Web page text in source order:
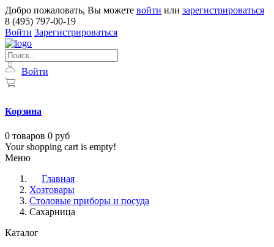
Добро пожаловать, Вы можете войти или зарегистрироваться
8 (495) 797-00-19
Войти Зарегистрироваться
Войти
Корзина
0 товаров 0 руб
Your shopping cart is empty!
Меню
Главная
Хозтовары
Столовые приборы и посуда
Сахарница
Каталог